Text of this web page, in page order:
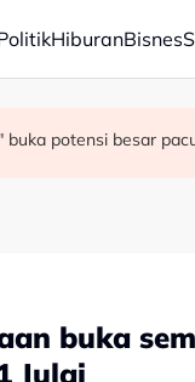
HiburanBisnes
terima €17 juta
hari ini
buka potensi besar
buka
Julai